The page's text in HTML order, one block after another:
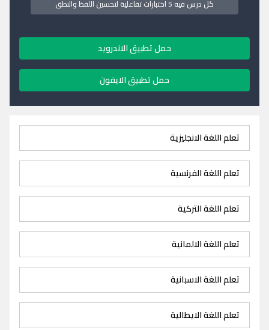
كل درس فيه 5 اختبارات تفاعلية لتحسين اللفظ والنطق
حمل تطبيق الاندرويد
حمل تطبيق الايفون
تعلم اللغة الانجليزية
تعلم اللغة الفرنسية
تعلم اللغة التركية
تعلم اللغة الالمانية
تعلم اللغة الاسبانية
تعلم اللغة الايطالية